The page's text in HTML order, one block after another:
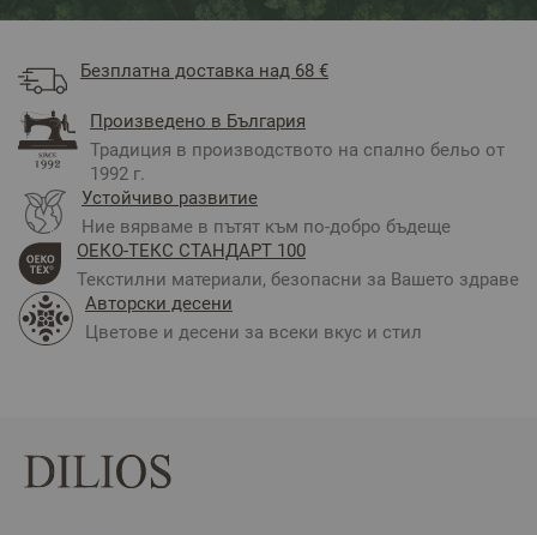
Безплатна доставка над 68 €
Произведено в България
Традиция в производството на спално бельо от
1992 г.
Устойчиво развитие
Ние вярваме в пътят към по-добро бъдеще
ОЕКО-ТЕКС СТАНДАРТ 100
Текстилни материали, безопасни за Вашето здраве
Авторски десени
Цветове и десени за всеки вкус и стил